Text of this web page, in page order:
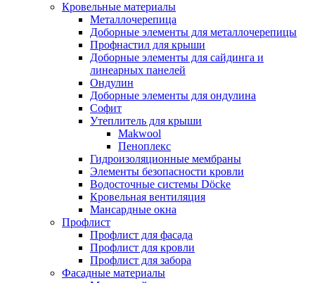
Кровельные материалы
Металлочерепица
Доборные элементы для металлочерепицы
Профнастил для крыши
Доборные элементы для сайдинга и
линеарных панелей
Ондулин
Доборные элементы для ондулина
Софит
Утеплитель для крыши
Makwool
Пеноплекс
Гидроизоляционные мембраны
Элементы безопасности кровли
Водосточные системы Döcke
Кровельная вентиляция
Мансардные окна
Профлист
Профлист для фасада
Профлист для кровли
Профлист для забора
Фасадные материалы